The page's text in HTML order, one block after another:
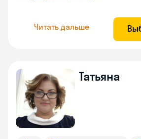
Читать дальше
Татьяна